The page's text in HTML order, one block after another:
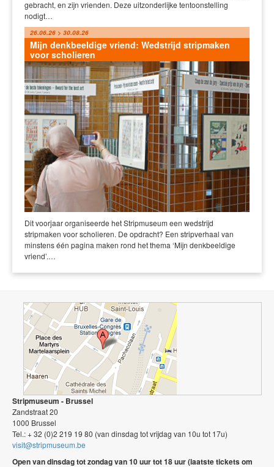
gebracht, en zijn vrienden. Deze uitzonderlijke tentoonstelling
nodigt…
26.06.26 > 30.08.26
Mijn denkbeeldige vriend: Wedstrijd stripmaken
voor scholieren
Dit voorjaar organiseerde het Stripmuseum een wedstrijd
stripmaken voor scholieren. De opdracht? Een stripverhaal van
minstens één pagina maken rond het thema ‘Mijn denkbeeldige
vriend’.…
Stripmuseum - Brussel
Zandstraat 20
1000 Brussel
Tel.: + 32 (0)2 219 19 80 (van dinsdag tot vrijdag van 10u tot 17u)
visit@stripmuseum.be
Open van dinsdag tot zondag van 10 uur tot 18 uur (laatste tickets om